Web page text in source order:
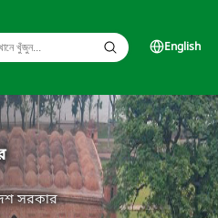
English
সরকার